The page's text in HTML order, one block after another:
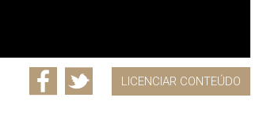
LICENCIAR CONTEÚDO